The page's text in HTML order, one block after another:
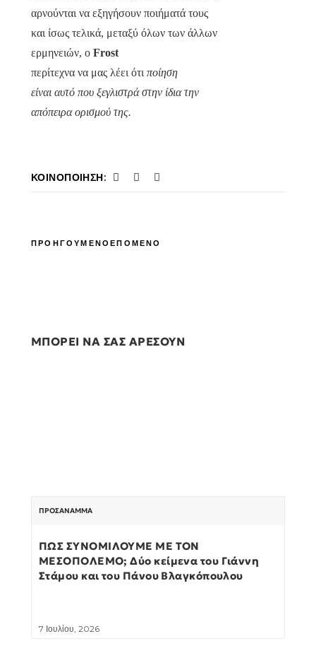
αρνούνται να εξηγήσουν ποιήματά τους
και ίσως τελικά, μεταξύ όλων των άλλων
ερμηνειών, ο Frost
περίτεχνα να μας λέει ότι ποίηση
είναι αυτό που ξεγλιστρά στην ίδια την
απόπειρα ορισμού της.
ΚΟΙΝΟΠΟΊΗΣΗ:
ΠΡΟΗΓΟΥΜΕΝΟΕΠΟΜΕΝΟ
ΜΠΟΡΕΙ ΝΑ ΣΑΣ ΑΡΕΣΟΥΝ
ΠΡΟΣΆΝΑΜΜΑ
ΠΩΣ ΣΥΝΟΜΙΛΟΥΜΕ ΜΕ ΤΟΝ
ΜΕΣΟΠΟΛΕΜΟ; Δύο κείμενα του Γιάννη
Στάμου και του Πάνου Βλαγκόπουλου
7 Ιουλίου, 2026